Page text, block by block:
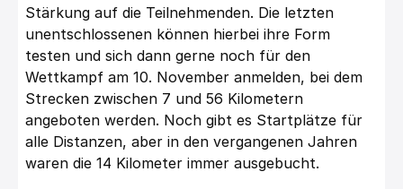
Stärkung auf die Teilnehmenden. Die letzten
unentschlossenen können hierbei ihre Form
testen und sich dann gerne noch für den
Wettkampf am 10. November anmelden, bei dem
Strecken zwischen 7 und 56 Kilometern
angeboten werden. Noch gibt es Startplätze für
alle Distanzen, aber in den vergangenen Jahren
waren die 14 Kilometer immer ausgebucht.